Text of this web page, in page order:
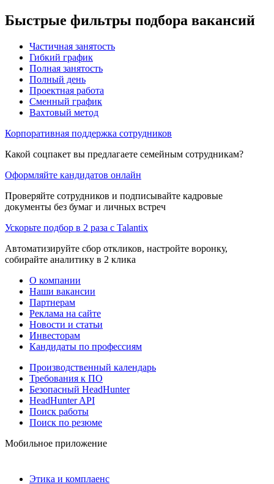
Быстрые фильтры подбора вакансий
Частичная занятость
Гибкий график
Полная занятость
Полный день
Проектная работа
Сменный график
Вахтовый метод
Корпоративная поддержка сотрудников
Какой соцпакет вы предлагаете семейным сотрудникам?
Оформляйте кандидатов онлайн
Проверяйте сотрудников и подписывайте кадровые
документы без бумаг и личных встреч
Ускорьте подбор в 2 раза с Talantix
Автоматизируйте сбор откликов, настройте воронку,
собирайте аналитику в 2 клика
О компании
Наши вакансии
Партнерам
Реклама на сайте
Новости и статьи
Инвесторам
Кандидаты по профессиям
Производственный календарь
Требования к ПО
Безопасный HeadHunter
HeadHunter API
Поиск работы
Поиск по резюме
Мобильное приложение
Этика и комплаенс